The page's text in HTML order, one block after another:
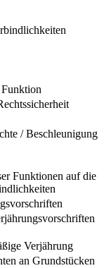
/ Beschleunigung
Funktionen auf die
Verjährung
an Grundstücken